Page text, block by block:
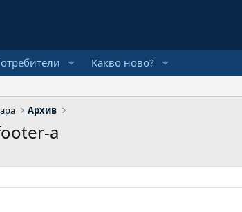
Какво ново?
Архив
а